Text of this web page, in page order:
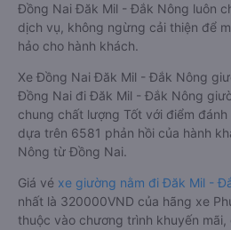
Đồng Nai Đăk Mil - Đắk Nông luôn
dịch vụ, không ngừng cải thiện để
hảo cho hành khách.
Xe Đồng Nai Đăk Mil - Đắk Nông
Đồng Nai đi Đăk Mil - Đắk Nông
chung chất lượng Tốt với điểm
dựa trên 6581 phản hồi của hành
Nông từ Đồng Nai.
Giá vé xe giường nằm đi Đăk Mil -
nhất là 320000VND của hãng xe
thuộc vào chương trình khuyến